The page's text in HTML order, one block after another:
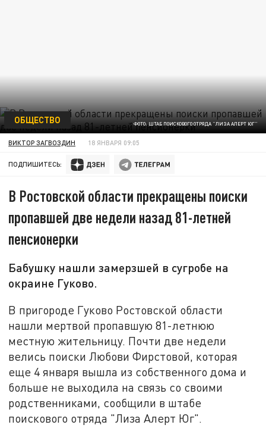
ФОТО: ШТАБ ПОИСКОВОГО ОТРЯДА "ЛИЗА АЛЕРТ ЮГ"
ОБЩЕСТВО
ВИКТОР ЗАГВОЗДИН 18 ЯНВАРЯ 09:05
ПОДПИШИТЕСЬ:
В Ростовской области прекращены поиски
пропавшей две недели назад 81-летней
пенсионерки
Бабушку нашли замерзшей в сугробе на
окраине Гуково.
В пригороде Гуково Ростовской области
нашли мертвой пропавшую 81-летнюю
местную жительницу. Почти две недели
велись поиски Любови Фирстовой, которая
еще 4 января вышла из собственного дома и
больше не выходила на связь со своими
родственниками, сообщили в штабе
поискового отряда "Лиза Алерт Юг".